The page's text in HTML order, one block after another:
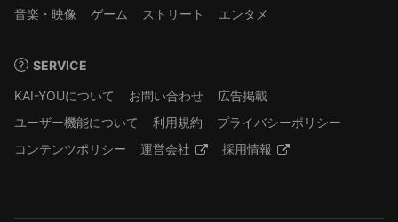
音楽・映像
ゲーム ストリート エンタメ
SERVICE
KAI-YOUについて
お問い合わせ
広告掲載
ユーザー機能について
利用規約
プライバシーポリシー
コンテンツポリシー
運営会社 採用情報